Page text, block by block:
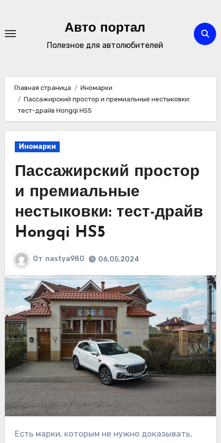
содержимому
Авто портал
Полезное для автолюбителей
Главная страница
Иномарки
Пассажирский простор и премиальные нестыковки:
тест-драйв Hongqi HS5
Иномарки
Пассажирский простор
и премиальные
нестыковки: тест-драйв
Hongqi HS5
От nastya980 06.05.2024
Есть марки, которым не нужно доказывать,